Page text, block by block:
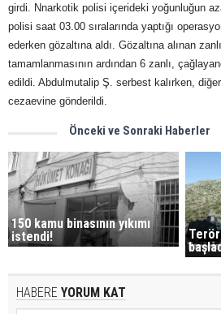
girdi. Nnarkotik polisi içerideki yoğunluğun
polisi saat 03.00 sıralarında yaptığı
ederken gözaltına aldı. Gözaltına alınan
tamamlanmasının ardından 6 zanlı,
edildi. Abdulmutalip Ş. serbest kalırken,
cezaevine gönderildi.
Önceki ve Sonraki Haberler
150 kamu binasının yıkımı
istendi!
HABERE YORUM KAT